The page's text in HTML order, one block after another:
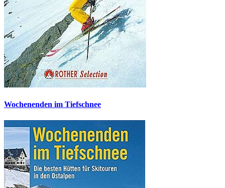
Wochenenden im Tiefschnee